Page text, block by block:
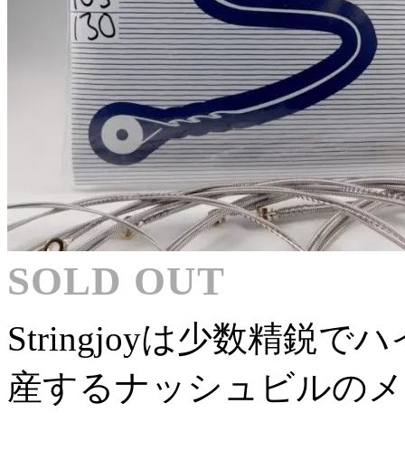
SOLD OUT
Stringjoyは少数精鋭で
産するナッシュビルの